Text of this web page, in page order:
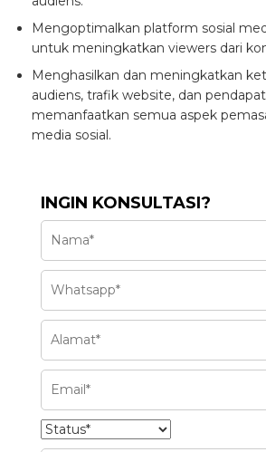
Mengoptimalkan platform sosial
untuk meningkatkan viewers dari
Menghasilkan dan meningkatkan
audiens, trafik website, dan
memanfaatkan semua aspek
media sosial.
INGIN KONSULTASI?